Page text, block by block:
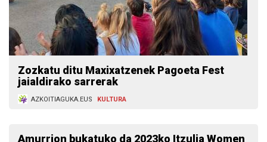
Zozkatu ditu Maxixatzenek Pagoeta Fest
jaialdirako sarrerak
AZKOITIAGUKA.EUS KULTURA
Amurrion bukatuko da 2023ko Itzulia Women